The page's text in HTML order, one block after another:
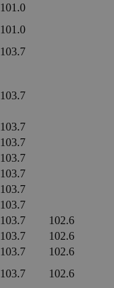
101.0
101.0
103.7
103.7
103.7
103.7
103.7
103.7
103.7
103.7
103.7
102.6
103.7
102.6
103.7
102.6
103.7
102.6